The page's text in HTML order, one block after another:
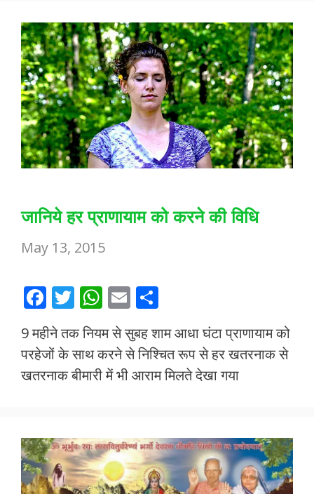
k p
जानिये हर प्राणायाम को करने की विधि
May 13, 2015
F
ac
e
b
o
k
T
w
itt
er
W
h
at
s
A
p
E
ai
l
ar
e
9 महीने तक नियम से सुबह शाम आधा घंटा प्राणायाम को
परहेजों के साथ करने से निश्चित रूप से हर खतरनाक से
खतरनाक बीमारी में भी आराम मिलते देखा गया